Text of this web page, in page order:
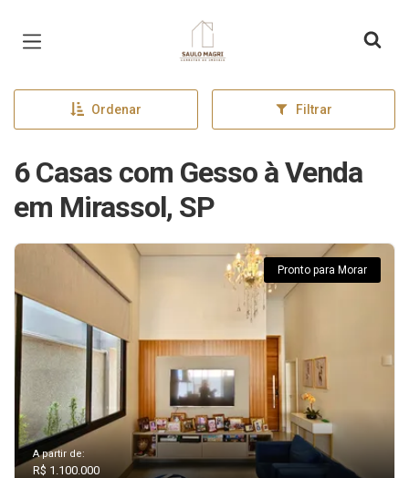
Página inicial
Ordenar Filtrar
6 Casas com Gesso à Venda
em Mirassol, SP
Pronto para Morar
A partir de:
R$ 1.100.000